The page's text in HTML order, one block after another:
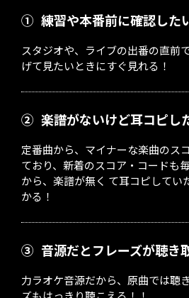
① 練習や本番前に確認した
スタジオや、ライブの出番の直前
げて見たいときにすぐ見れる！
② 楽譜がないけど耳コピし
定番曲から、マイナーな楽曲のス
ており、新着のスコア・コードも
から、楽譜が無く て耳コピしてい
かる！
③ 音源だとフレーズが聴き
力ラオケ音源だから、原曲では聴